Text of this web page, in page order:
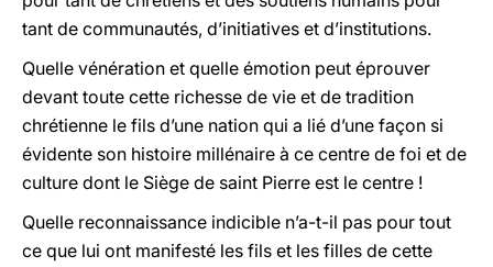
tant de communautés, d’initiatives et d’institutions.
Quelle vénération et quelle émotion peut éprouver
devant toute cette richesse de vie et de tradition
chrétienne le fils d’une nation qui a lié d’une façon si
évidente son histoire millénaire à ce centre de foi et de
culture dont le Siège de saint Pierre est le centre !
Quelle reconnaissance indicible n’a-t-il pas pour tout
ce que lui ont manifesté les fils et les filles de cette